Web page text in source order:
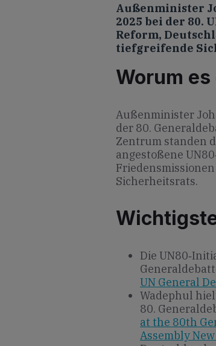
Außenminister
2025 bei der 80.
Reform,
tiefgreifende
Worum
Außenminister
der 80.
Zentrum standen
angestoßene
Friedensmissionen
Sicherheitsrats.
Die
UN General
Wadephul
80.
at the 80th
Assembly